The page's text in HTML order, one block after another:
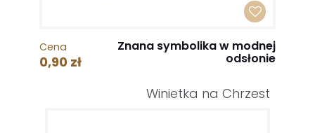
Cena
0,90 zł
Znana symbolika w modnej
odsłonie
Winietka na Chrzest